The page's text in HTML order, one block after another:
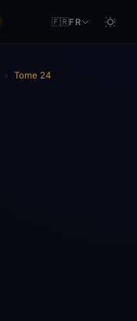
🇫🇷FR
› Tome 24